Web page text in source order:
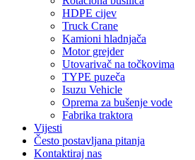
HDPE cijev
Truck Crane
Kamioni hladnjača
Motor grejder
Utovarivač na točkovima
TYPE puzeča
Isuzu Vehicle
Oprema za bušenje vode
Fabrika traktora
Vijesti
Često postavljana pitanja
Kontaktiraj nas